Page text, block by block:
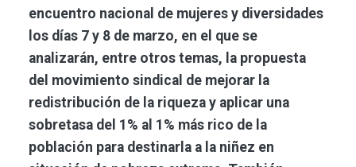
encuentro nacional de mujeres y diversidades
los días 7 y 8 de marzo, en el que se
analizarán, entre otros temas, la propuesta
del movimiento sindical de mejorar la
redistribución de la riqueza y aplicar una
sobretasa del 1% al 1% más rico de la
población para destinarla a la niñez en